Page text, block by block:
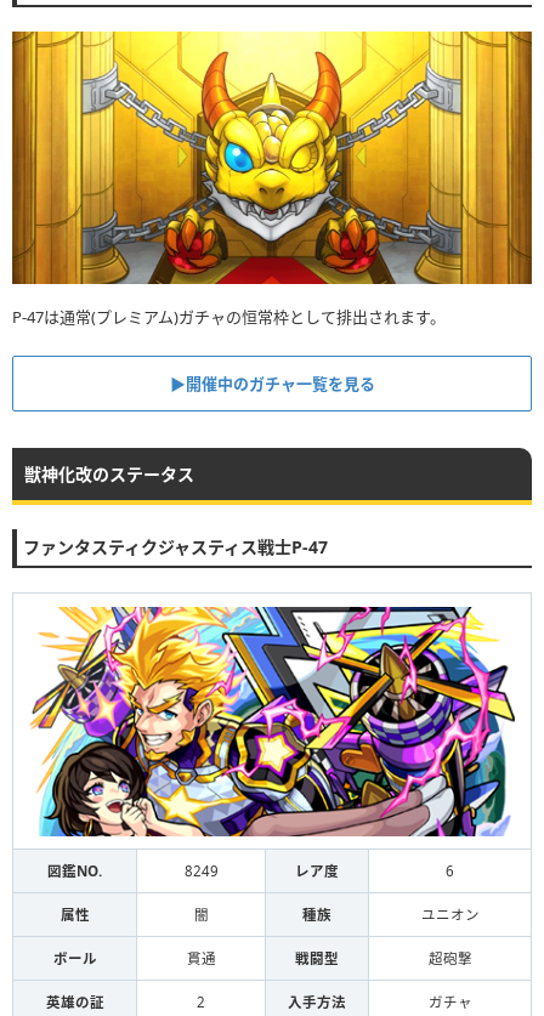
P-47は通常(プレミアム)ガチャの恒常枠として排出されます。
▶︎開催中のガチャ一覧を見る
獣神化改のステータス
ファンタスティクジャスティス戦士P-47
図鑑NO. 8249 レア度 6
属性 闇 種族 ユニオン
ボール 貫通 戦闘型 超砲撃
英雄の証 2 入手方法 ガチャ